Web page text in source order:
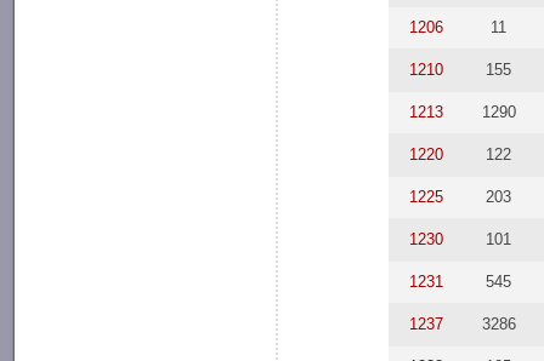
1206 11
1210 155
1213 1290
1220 122
1225 203
1230 101
1231 545
1237 3286